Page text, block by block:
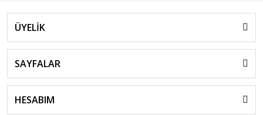
ÜYELİK
SAYFALAR
HESABIM